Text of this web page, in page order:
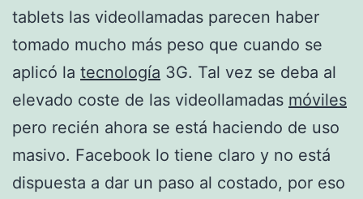
tablets las videollamadas parecen haber
tomado mucho más peso que cuando se
aplicó la tecnología 3G. Tal vez se deba al
elevado coste de las videollamadas móviles
pero recién ahora se está haciendo de uso
masivo. Facebook lo tiene claro y no está
dispuesta a dar un paso al costado, por eso